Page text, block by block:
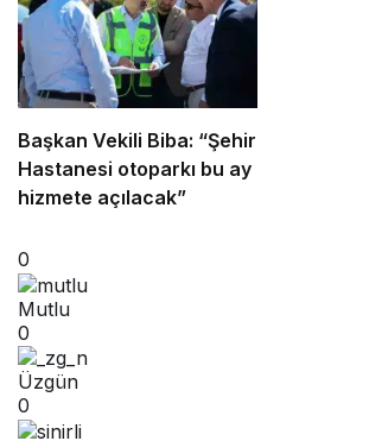
Başkan Vekili Biba: “Şehir
Hastanesi otoparkı bu ay
hizmete açılacak”
0
Mutlu
0
Üzgün
0